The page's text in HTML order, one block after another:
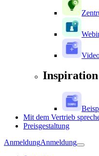
Inspiration
Mit dem Vertrieb
Preisgestaltung
AnmeldungAnmeldung